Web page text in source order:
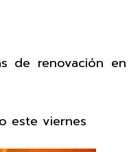
de renovación en
este viernes